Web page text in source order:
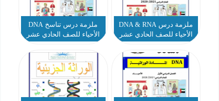
ملزمة درس DNA & RNA
الأحياء للصف الحادي عشر
ملزمة درس تناسخ DNA
الأحياء للصف الحادي عشر